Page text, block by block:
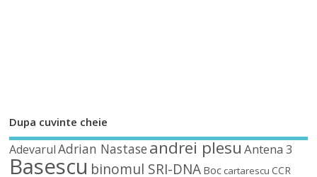
Dupa cuvinte cheie
Adevarul Adrian Nastaseandrei plesuAntena 3
Basescu binomul SRI-DNA Boc cartarescu CCR